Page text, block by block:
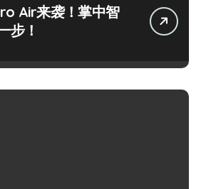
Air来袭！掌中智
步！